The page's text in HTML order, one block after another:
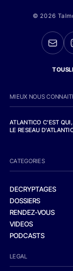
© 2026
MIEUX NOUS
ATLANTICO C'EST
LE RESEAU
CATEGORIES
DECRYPTAGES
DOSSIERS
RENDEZ-VOUS
VIDEOS
PODCASTS
LEGAL